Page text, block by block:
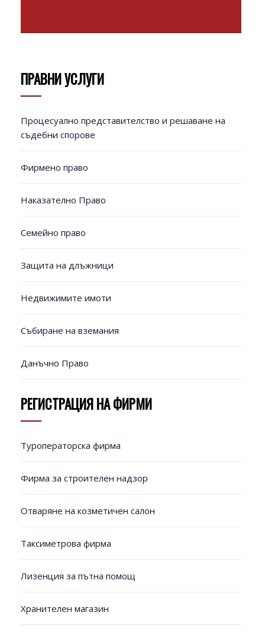
ПРАВНИ УСЛУГИ
Процесуално представителство и решаване на
съдебни спорове
Фирмено право
Наказателно Право
Семейно право
Защита на длъжници
Недвижимите имоти
Събиране на вземания
Данъчно Право
РЕГИСТРАЦИЯ НА ФИРМИ
Туроператорска фирма
Фирма за строителен надзор
Отваряне на козметичен салон
Таксиметрова фирма
Лизенция за пътна помощ
Хранителен магазин